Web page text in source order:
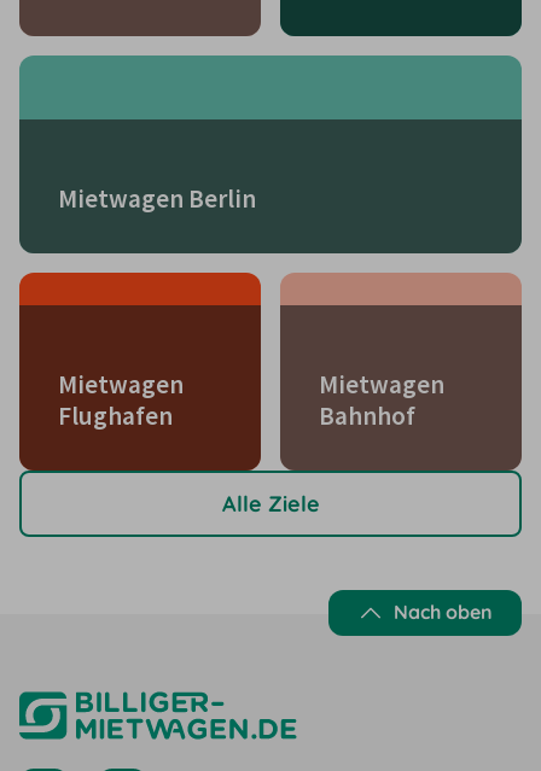
Mietwagen Berlin
Mietwagen
Flughafen
Mietwagen
Bahnhof
Alle Ziele
Nach oben